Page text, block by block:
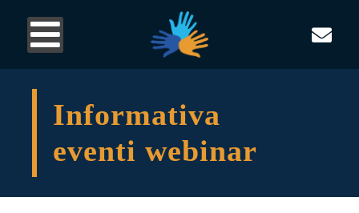
Informativa
eventi webinar